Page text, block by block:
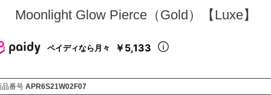
Moonlight Glow Pierce（Gold）【Luxe】
ペイディなら月々 ￥5,133
品番号 APR6S21W02F07